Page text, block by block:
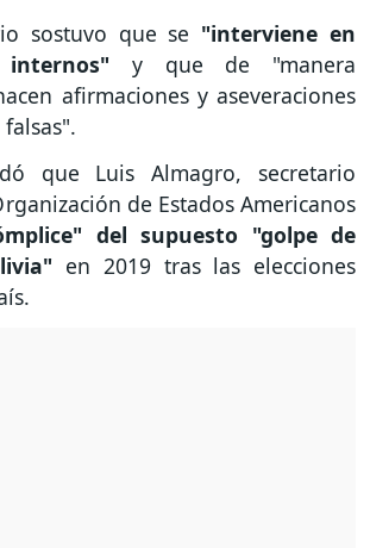
sostuvo que se "interviene en
y que de "manera
afirmaciones y aseveraciones
que Luis Almagro, secretario
de Estados Americanos
del supuesto "golpe de
en 2019 tras las elecciones